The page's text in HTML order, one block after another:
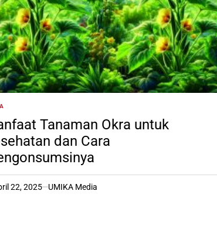
Tanaman Okra untuk
dan Cara
22, 2025 UMIKA Media